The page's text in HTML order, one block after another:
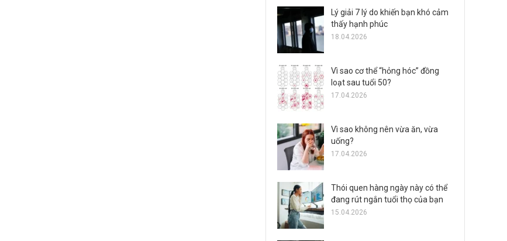
Lý giải 7 lý do khiến bạn khó cảm
thấy hạnh phúc
18.04.2026
Vì sao cơ thể “hỏng hóc” đồng
loạt sau tuổi 50?
17.04.2026
Vì sao không nên vừa ăn, vừa
uống?
17.04.2026
Thói quen hàng ngày này có thể
đang rút ngắn tuổi thọ của bạn
15.04.2026